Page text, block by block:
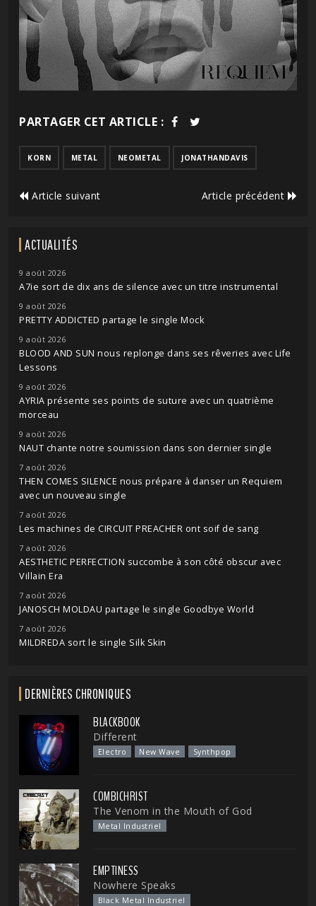
PARTAGER CET ARTICLE :
KORN METAL NEOMETAL JONATHANDAVIS
Article suivant Article précédent
ACTUALITÉS
9 août 2026
A7ie sort de dix ans de silence avec un titre instrumental
9 août 2026
PRETTY ADDICTED partage le single Mock
9 août 2026
BLOOD AND SUN nous replonge dans ses rêveries avec Life
Lessons
9 août 2026
AYRIA présente ses points de suture avec un quatrième
morceau
9 août 2026
NAUT chante notre soumission dans son dernier single
7 août 2026
THEN COMES SILENCE nous prépare à danser un Requiem
avec un nouveau single
7 août 2026
Les machines de CIRCUIT PREACHER ont soif de sang
7 août 2026
AESTHETIC PERFECTION succombe à son côté obscur avec
Villain Era
7 août 2026
JANOSCH MOLDAU partage le single Goodbye World
7 août 2026
MILDREDA sort le single Silk Skin
DERNIÈRES CHRONIQUES
BLACKBOOK
Different
Electro New Wave Synthpop
COMBICHRIST
The Venom in the Mouth of God
Metal Industriel
EMPTINESS
Nowhere Speaks
Black Metal Industriel